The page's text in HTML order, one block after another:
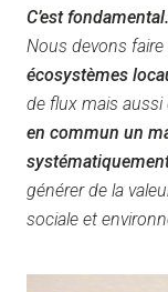
C’est fondamental.
Nous devons
écosystèmes
de flux mais aussi
en commun un
générer de la
sociale et